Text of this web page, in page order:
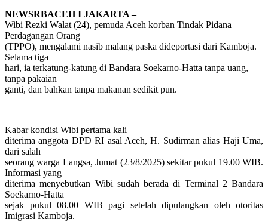
NEWSRBACEH I JAKARTA –
Wibi Rezki Walat (24), pemuda Aceh korban Tindak Pidana
Perdagangan Orang
(TPPO), mengalami nasib malang paska dideportasi dari Kamboja.
Selama tiga
hari, ia terkatung-katung di Bandara Soekarno-Hatta tanpa uang,
tanpa pakaian
ganti, dan bahkan tanpa makanan sedikit pun.
Kabar kondisi Wibi pertama kali
diterima anggota DPD RI asal Aceh, H. Sudirman alias Haji Uma,
dari salah
seorang warga Langsa, Jumat (23/8/2025) sekitar pukul 19.00 WIB.
Informasi yang
diterima menyebutkan Wibi sudah berada di Terminal 2 Bandara
Soekarno-Hatta
sejak pukul 08.00 WIB pagi setelah dipulangkan oleh otoritas
Imigrasi Kamboja.